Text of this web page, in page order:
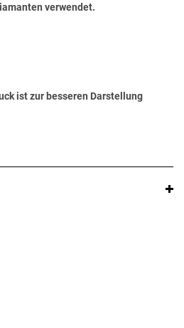
verwendet.
ist zur besseren Darstellung